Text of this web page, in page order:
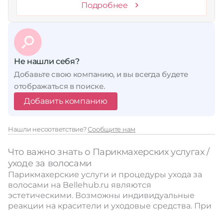
Подробнее
Не нашли себя?
Добавьте свою компанию, и вы всегда будете
отображаться в поиске.
Добавить компанию
Нашли несоответствие?Сообщите нам
Что важно знать о Парикмахерских услугах /
уходе за волосами
Парикмахерские услуги и процедуры ухода за
волосами на Bellehub.ru являются
эстетическими. Возможны индивидуальные
реакции на красители и уходовые средства. При